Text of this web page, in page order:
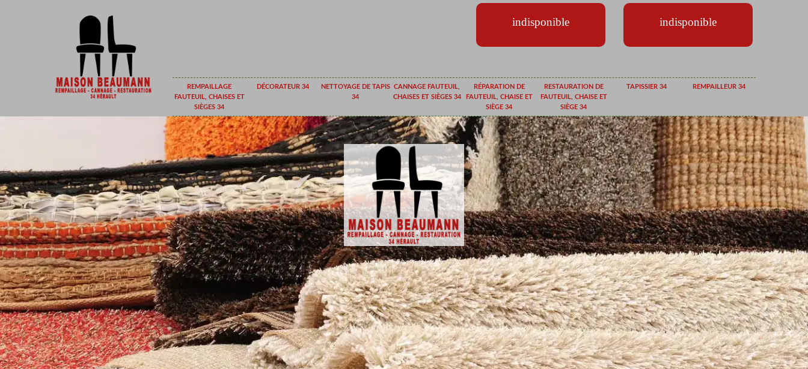
indisponible indisponible
REMPAILLAGE
FAUTEUIL, CHAISES ET
SIÈGES 34
DÉCORATEUR 34
NETTOYAGE DE TAPIS
34
CANNAGE FAUTEUIL,
CHAISES ET SIÈGES 34
RÉPARATION DE
FAUTEUIL, CHAISE ET
SIÈGE 34
RESTAURATION DE
FAUTEUIL, CHAISE ET
SIÈGE 34
TAPISSIER 34 REMPAILLEUR 34